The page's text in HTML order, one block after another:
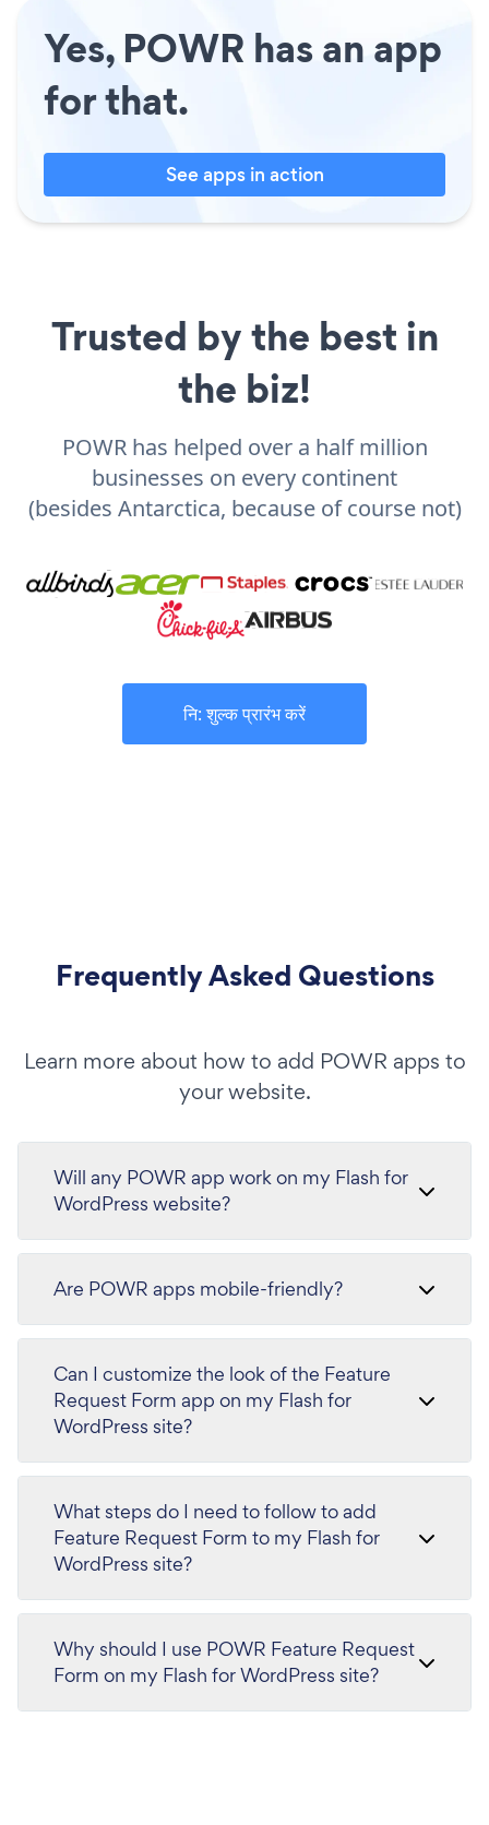
Yes, POWR has an app
for that.
See apps in action
Trusted by the best in
the biz!
POWR has helped over a half million
businesses on every continent
(besides Antarctica, because of course not)
नि: शुल्क प्रारंभ करें
Frequently Asked Questions
Learn more about how to add POWR apps to
your website.
Will any POWR app work on my Flash for
WordPress website?
Are POWR apps mobile-friendly?
Can I customize the look of the Feature
Request Form app on my Flash for
WordPress site?
What steps do I need to follow to add
Feature Request Form to my Flash for
WordPress site?
Why should I use POWR Feature Request
Form on my Flash for WordPress site?